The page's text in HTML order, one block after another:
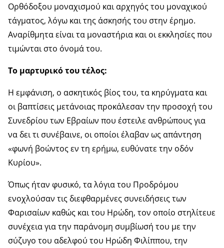
Ορθόδοξου μοναχισμού και αρχηγός του μοναχικού
τάγματος, λόγω και της άσκησής του στην έρημο.
Αναρίθμητα είναι τα μοναστήρια και οι εκκλησίες που
τιμώνται στο όνομά του.
Το μαρτυρικό του τέλος:
Η εμφάνιση, ο ασκητικός βίος του, τα κηρύγματα και
οι βαπτίσεις μετάνοιας προκάλεσαν την προσοχή του
Συνεδρίου των Εβραίων που έστειλε ανθρώπους για
να δει τι συνέβαινε, οι οποίοι έλαβαν ως απάντηση
«φωνή βοώντος εν τη ερήμω, ευθύνατε την οδόν
Κυρίου».
Όπως ήταν φυσικό, τα λόγια του Προδρόμου
ενοχλούσαν τις διεφθαρμένες συνειδήσεις των
Φαρισαίων καθώς και του Ηρώδη, τον οποίο στηλίτευε
συνέχεια για την παράνομη συμβίωσή του με την
σύζυγο του αδελφού του Ηρώδη Φιλίππου, την